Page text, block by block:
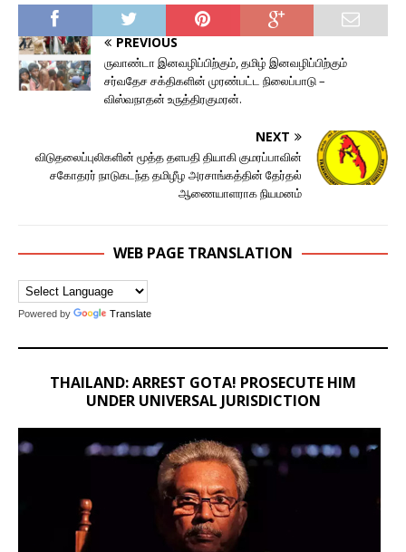
PREVIOUS
ருவாண்டா இனவழிப்பிற்கும், தமிழ் இனவழிப்பிற்கும்
சர்வதேச சக்திகளின் முரண்பட்ட நிலைப்பாடு –
விஸ்வநாதன் உருத்திரகுமரன்.
NEXT
விடுதலைப்புலிகளின் மூத்த தளபதி தியாகி குமரப்பாவின்
சகோதரர் நாடுகடந்த தமிழீழ அரசாங்கத்தின் தேர்தல்
ஆணையாளராக நியமனம்
WEB PAGE TRANSLATION
Powered by Translate
THAILAND: ARREST GOTA! PROSECUTE HIM
UNDER UNIVERSAL JURISDICTION